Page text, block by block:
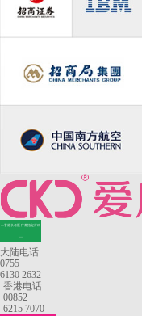
—香港长者医疗券指定牙科
大陆电话
0755
6130 2632
香港电话
00852
6215 7070